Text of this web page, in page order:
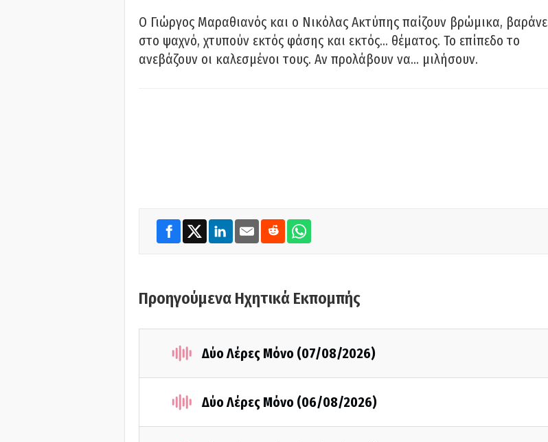
Ο Γιώργος Μαραθιανός και ο Νικόλας Ακτύπης παίζουν βρώμικα, βαράνε
στο ψαχνό, χτυπούν εκτός φάσης και εκτός… θέματος. Το επίπεδο το
ανεβάζουν οι καλεσμένοι τους. Αν προλάβουν να… μιλήσουν.
Προηγούμενα Ηχητικά Εκπομπής
Δύο Λέρες Μόνο (07/08/2026)
Δύο Λέρες Μόνο (06/08/2026)